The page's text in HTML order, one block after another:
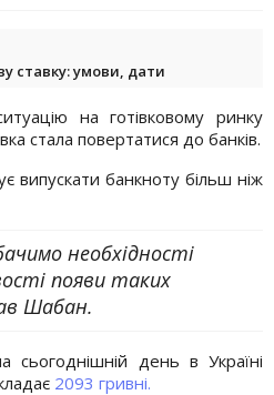
ставку: умови, дати
на готівковому ринку
стала повертатися до банків.
випускати банкноту більш ніж
необхідності
появи таких
Шабан.
день в Україні
2093 гривні.